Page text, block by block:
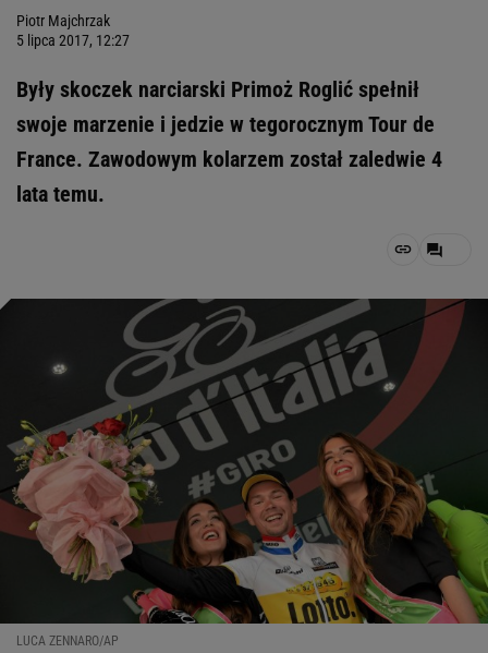
Piotr Majchrzak
5 lipca 2017, 12:27
Były skoczek narciarski Primoż Roglić spełnił
swoje marzenie i jedzie w tegorocznym Tour de
France. Zawodowym kolarzem został zaledwie 4
lata temu.
LUCA ZENNARO/AP